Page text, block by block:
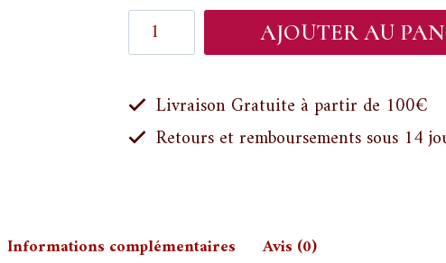
quantité
de
Bouquet
de
Roses
AJOUTER AU
Livraison Gratuite à partir de 100€
Retours et remboursements sous 14
Informations complémentaires Avis (0)